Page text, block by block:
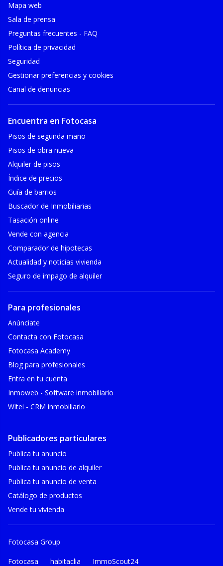
Mapa web
Sala de prensa
Preguntas frecuentes - FAQ
Política de privacidad
Seguridad
Gestionar preferencias y cookies
Canal de denuncias
Encuentra en Fotocasa
Pisos de segunda mano
Pisos de obra nueva
Alquiler de pisos
Índice de precios
Guía de barrios
Buscador de Inmobiliarias
Tasación online
Vende con agencia
Comparador de hipotecas
Actualidad y noticias vivienda
Seguro de impago de alquiler
Para profesionales
Anúnciate
Contacta con Fotocasa
Fotocasa Academy
Blog para profesionales
Entra en tu cuenta
Inmoweb - Software inmobiliario
Witei - CRM inmobiliario
Publicadores particulares
Publica tu anuncio
Publica tu anuncio de alquiler
Publica tu anuncio de venta
Catálogo de productos
Vende tu vivienda
Fotocasa Group
Fotocasa habitaclia ImmoScout24